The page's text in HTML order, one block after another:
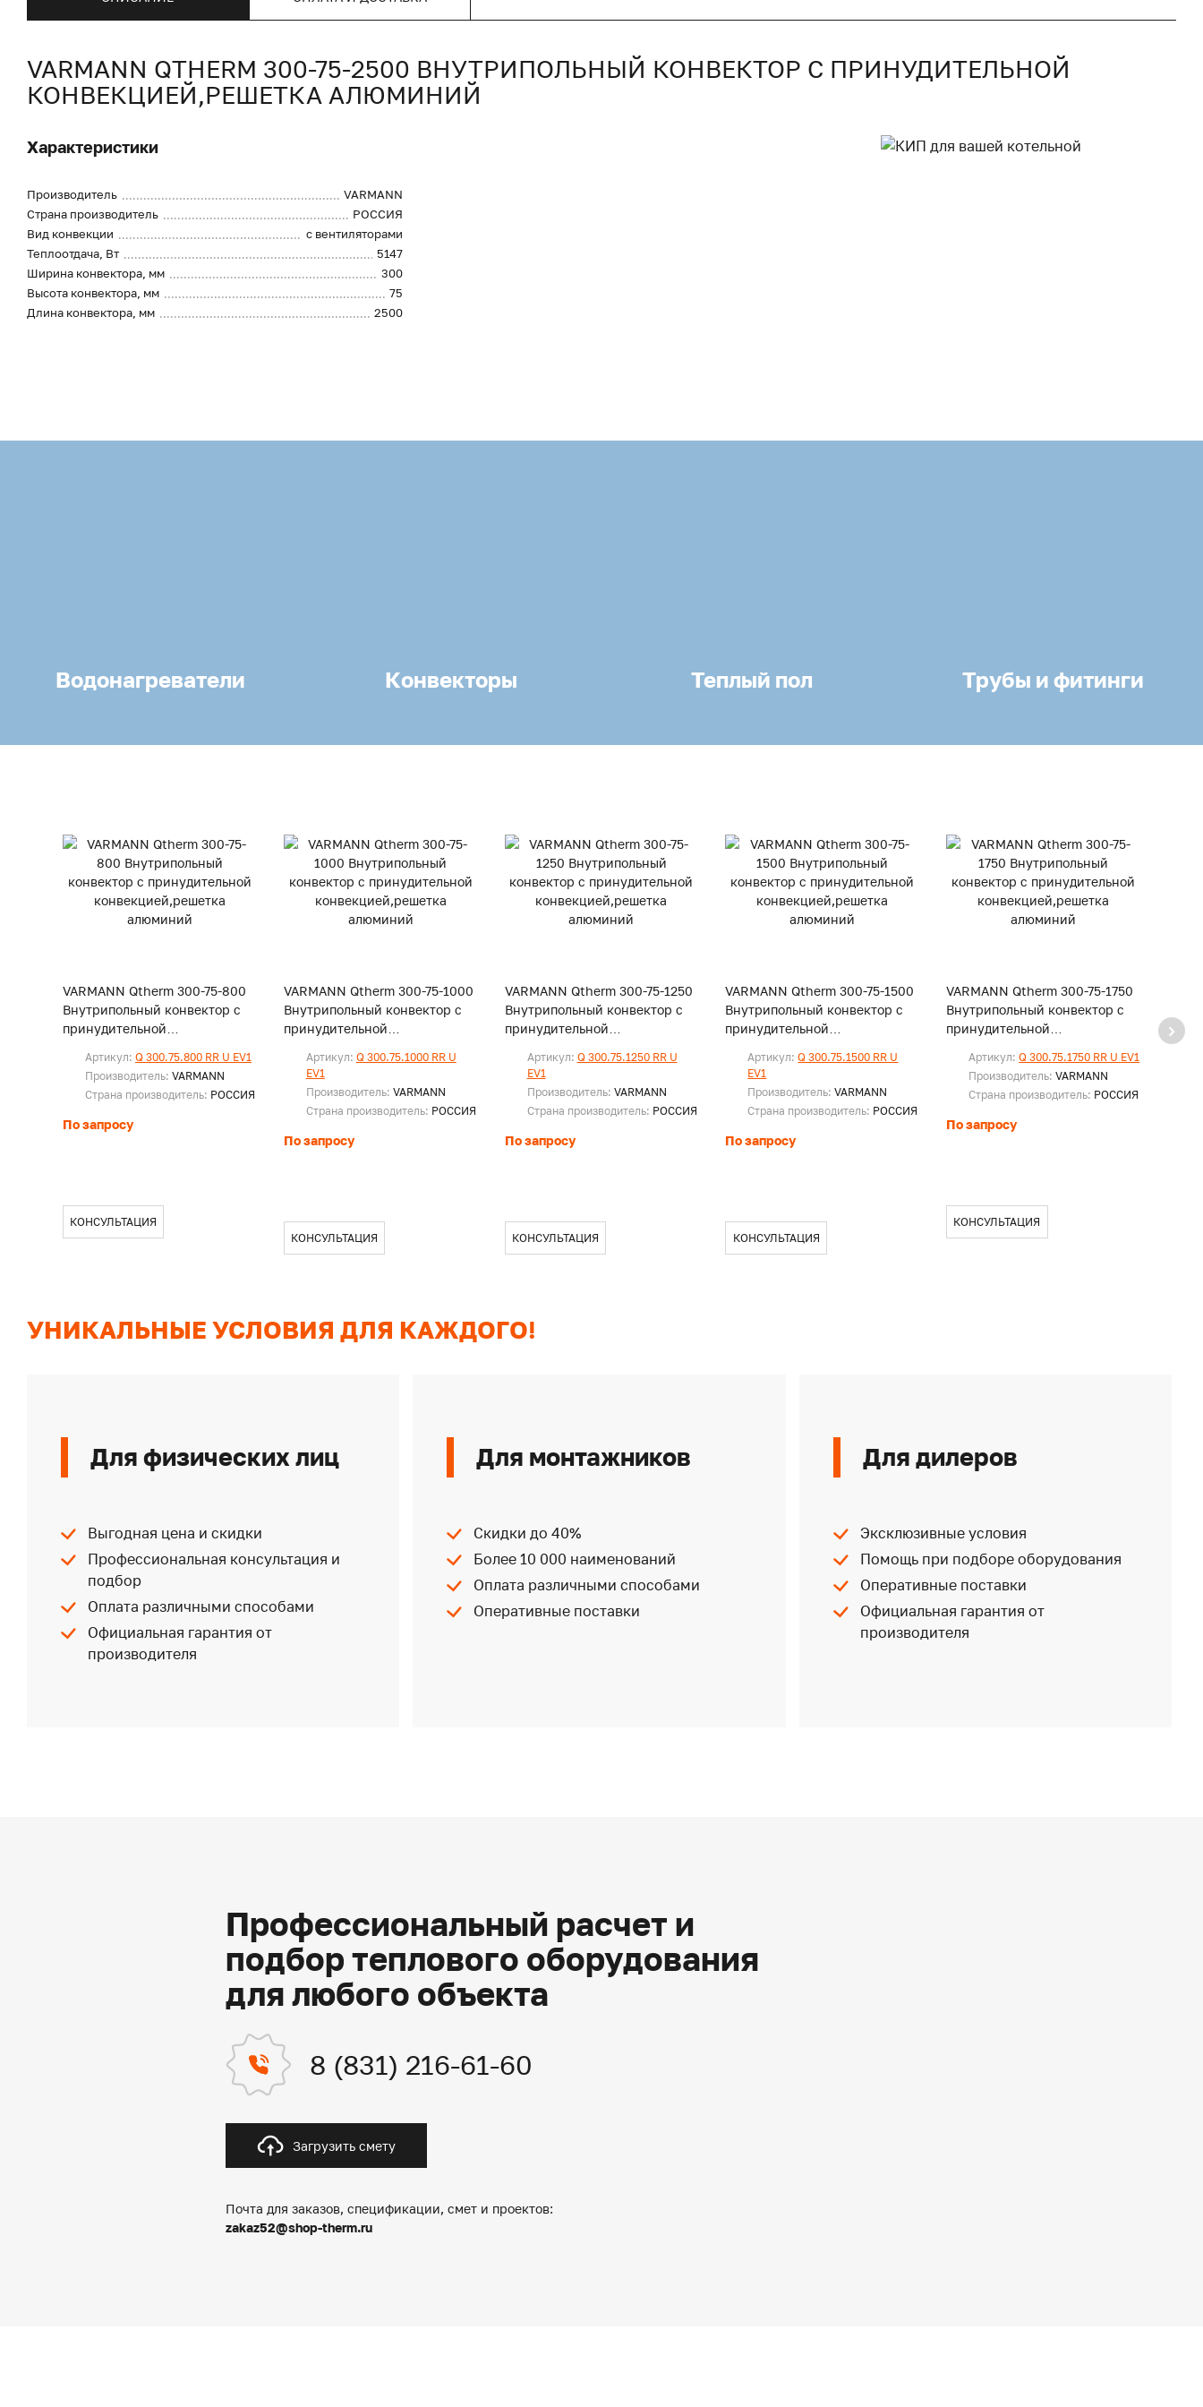
VARMANN QTHERM 300-75-2500 ВНУТРИПОЛЬНЫЙ КОНВЕКТОР С ПРИНУДИТЕЛЬНОЙ
КОНВЕКЦИЕЙ,РЕШЕТКА АЛЮМИНИЙ
Характеристики
Производитель
VARMANN
Страна производитель
РОССИЯ
Вид конвекции
с вентиляторами
Теплоотдача, Вт
5147
Ширина конвектора, мм
300
Высота конвектора, мм
75
Длина конвектора, мм
2500
Водонагреватели Конвекторы Теплый пол Трубы и фитинги
VARMANN Qtherm 300-75-800
Внутрипольный конвектор с
принудительной
алюминий
Артикул: Q 300.75.800 RR U EV1
Производитель: VARMANN
Страна производитель: РОССИЯ
По запросу
КОНСУЛЬТАЦИЯ
VARMANN Qtherm 300-75-1000
Внутрипольный конвектор с
принудительной
алюминий
Артикул: Q 300.75.1000 RR U
EV1
Производитель: VARMANN
Страна производитель: РОССИЯ
По запросу
КОНСУЛЬТАЦИЯ
VARMANN Qtherm 300-75-1250
Внутрипольный конвектор с
принудительной
алюминий
Артикул: Q 300.75.1250 RR U
EV1
Производитель: VARMANN
Страна производитель: РОССИЯ
По запросу
КОНСУЛЬТАЦИЯ
VARMANN Qtherm 300-75-1500
Внутрипольный конвектор с
принудительной
алюминий
Артикул:Q 300.75.1500 RR U
EV1
Производитель:VARMANN
Страна производитель: РОССИЯ
По запросу
КОНСУЛЬТАЦИЯ
VARMANN Qtherm 300-75-1750
Внутрипольный конвектор с
принудительной
алюминий
Артикул:Q 300.75.1750 RR U EV1
Производитель:VARMANN
Страна производитель: РОССИЯ
По запросу
КОНСУЛЬТАЦИЯ
УНИКАЛЬНЫЕ УСЛОВИЯ ДЛЯ КАЖДОГО!
Для физических лиц
Выгодная цена и скидки
Профессиональная консультация и
подбор
Оплата различными способами
Официальная гарантия от
производителя
Для монтажников
Скидки до 40%
Более 10 000 наименований
Оплата различными способами
Оперативные поставки
Для дилеров
Эксклюзивные условия
Помощь при подборе оборудования
Оперативные поставки
Официальная гарантия от
производителя
Профессиональный расчет и
подбор теплового оборудования
для любого объекта
8 (831) 216-61-60
Загрузить смету
Почта для заказов, спецификации, смет и проектов:
zakaz52@shop-therm.ru